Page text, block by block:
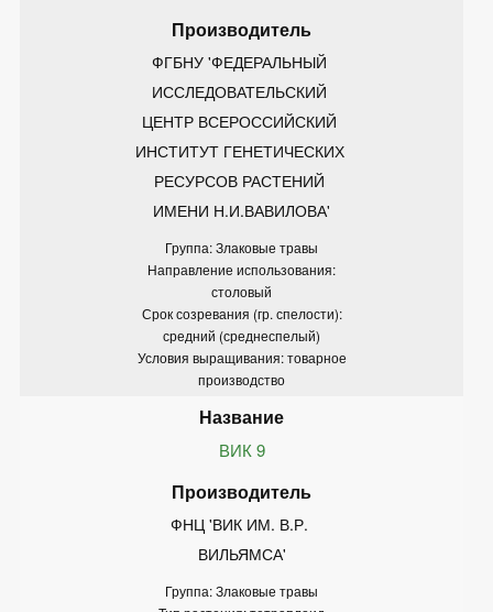
ФГБНУ 'ФЕДЕРАЛЬНЫЙ
ИССЛЕДОВАТЕЛЬСКИЙ
ЦЕНТР ВСЕРОССИЙСКИЙ
ИНСТИТУТ ГЕНЕТИЧЕСКИХ
РЕСУРСОВ РАСТЕНИЙ
ИМЕНИ Н.И.ВАВИЛОВА'
Группа: Злаковые травы
Направление использования:
столовый
Срок созревания (гр. спелости):
средний (среднеспелый)
Условия выращивания: товарное
производство
ВИК 9
ФНЦ 'ВИК ИМ. В.Р.
ВИЛЬЯМСА'
Группа: Злаковые травы